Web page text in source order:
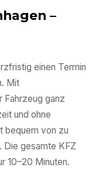
–
einen Termin
Mit
Fahrzeug ganz
und ohne
bequem von zu
Die gesamte KFZ
10–20 Minuten.